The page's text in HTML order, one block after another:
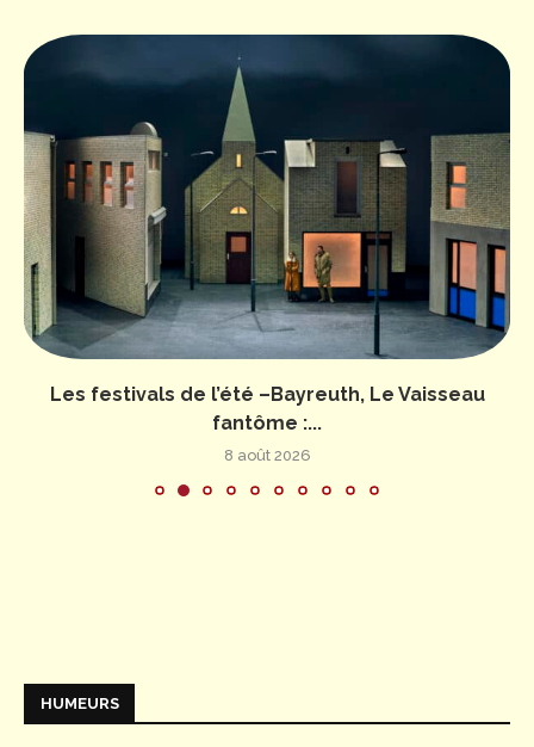
Les festivals de l’été –Bayreuth, Le Vaisseau
fantôme :...
8 août 2026
HUMEURS